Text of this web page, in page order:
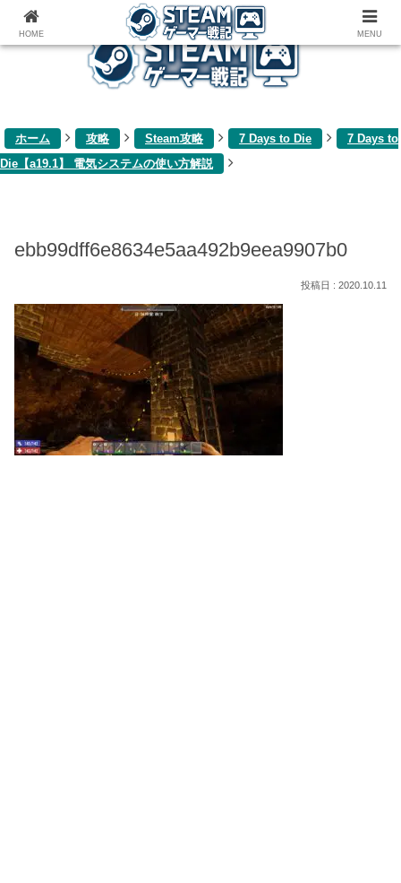
ゲーム関連雑記ブログ
ホーム 攻略 Steam攻略 7 Days to Die
7 Days to
Die【a19.1】 電気システムの使い方解説
ebb99dff6e8634e5aa492b9eea9907b0
2020.10.11
HOME MENU